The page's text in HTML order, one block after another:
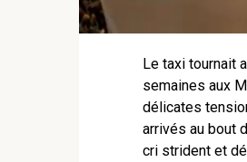
Le taxi tournait
semaines aux
délicates
arrivés au bout
cri strident et